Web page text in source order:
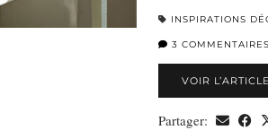
INSPIRATIONS
3
VOIR
Partager: